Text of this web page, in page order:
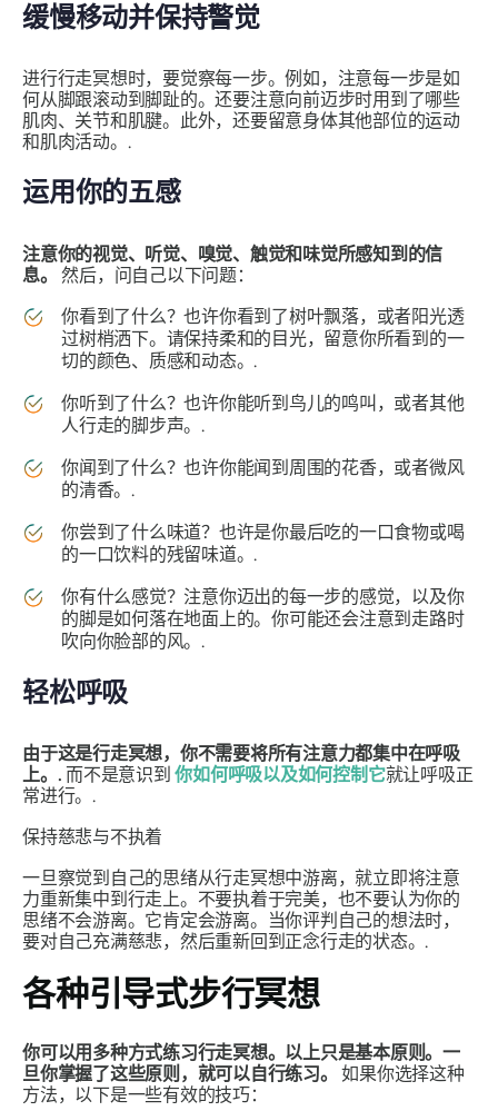
缓慢移动并保持警觉
进行行走冥想时，要觉察每一步。例如，注意每一步是如
何从脚跟滚动到脚趾的。还要注意向前迈步时用到了哪些
肌肉、关节和肌腱。此外，还要留意身体其他部位的运动
和肌肉活动。.
运用你的五感
注意你的视觉、听觉、嗅觉、触觉和味觉所感知到的信
息。
然后，问自己以下问题：
你看到了什么？也许你看到了树叶飘落，或者阳光透
过树梢洒下。请保持柔和的目光，留意你所看到的一
切的颜色、质感和动态。.
你听到了什么？也许你能听到鸟儿的鸣叫，或者其他
人行走的脚步声。.
你闻到了什么？也许你能闻到周围的花香，或者微风
的清香。.
你尝到了什么味道？也许是你最后吃的一口食物或喝
的一口饮料的残留味道。.
你有什么感觉？注意你迈出的每一步的感觉，以及你
的脚是如何落在地面上的。你可能还会注意到走路时
吹向你脸部的风。.
轻松呼吸
由于这是行走冥想，你不需要将所有注意力都集中在呼吸
上。. 而不是意识到你如何呼吸以及如何控制它就让呼吸正
常进行。.
保持慈悲与不执着
一旦察觉到自己的思绪从行走冥想中游离，就立即将注意
力重新集中到行走上。不要执着于完美，也不要认为你的
思绪不会游离。它肯定会游离。当你评判自己的想法时，
要对自己充满慈悲，然后重新回到正念行走的状态。.
各种引导式步行冥想
你可以用多种方式练习行走冥想。以上只是基本原则。一
旦你掌握了这些原则，就可以自行练习。
如果你选择这种
方法，以下是一些有效的技巧：